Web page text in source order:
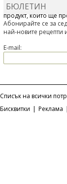
Отскоро Лесафр
продукт, който ще
БЮЛЕТИН
Абонирайте се за
най-новите рецепти
E-mail:
Списък на всички
Бисквитки | Реклама |